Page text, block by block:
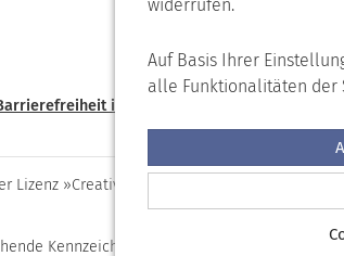
widerrufen.
Auf Basis Ihrer
alle Funktionalitäten der
in Leichter Sprache
»Creative Commons Namensnennung -
Kennzeichnung nicht frei verwendet